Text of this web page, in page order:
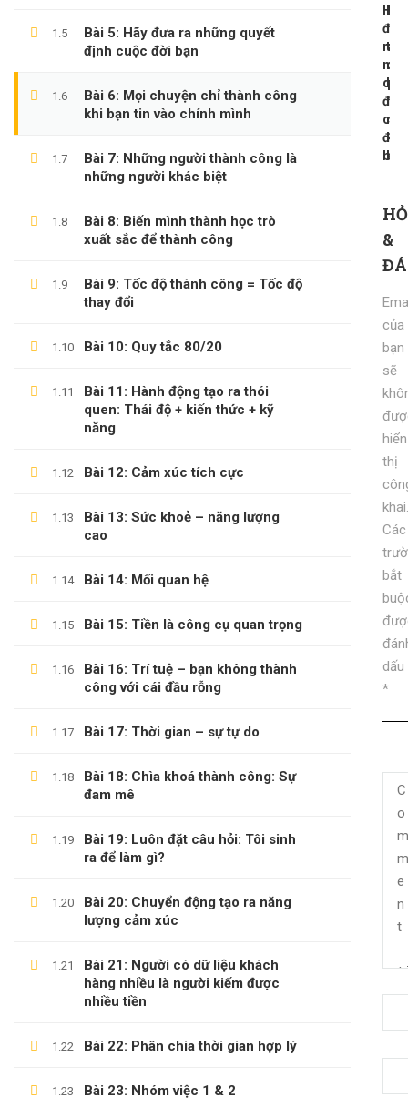
1.5
Bài 5: Hãy đưa ra những quyết
định cuộc đời bạn
1.6
Bài 6: Mọi chuyện chỉ thành công
khi bạn tin vào chính mình
1.7
Bài 7: Những người thành công là
những người khác biệt
1.8
Bài 8: Biến mình thành học trò
xuất sắc để thành công
1.9
Bài 9: Tốc độ thành công = Tốc độ
thay đổi
1.10 Bài 10: Quy tắc 80/20
1.11
Bài 11: Hành động tạo ra thói
quen: Thái độ + kiến thức + kỹ
năng
1.12 Bài 12: Cảm xúc tích cực
1.13
Bài 13: Sức khoẻ – năng lượng
cao
1.14 Bài 14: Mối quan hệ
1.15 Bài 15: Tiền là công cụ quan trọng
1.16
Bài 16: Trí tuệ – bạn không thành
công với cái đầu rỗng
1.17 Bài 17: Thời gian – sự tự do
1.18
Bài 18: Chìa khoá thành công: Sự
đam mê
1.19
Bài 19: Luôn đặt câu hỏi: Tôi sinh
ra để làm gì?
1.20
Bài 20: Chuyển động tạo ra năng
lượng cảm xúc
1.21
Bài 21: Người có dữ liệu khách
hàng nhiều là người kiếm được
nhiều tiền
1.22 Bài 22: Phân chia thời gian hợp lý
1.23 Bài 23: Nhóm việc 1 & 2
Hãy
đưa
ra
định
đời
bạn
là
biệt
&
của
bạn
sẽ
hiển
thị
khai.
Các
bắt
dấu
*
LATEST COURSES
500,000 ₫99,000 ₫
600,000 ₫199,000 ₫
600,000 ₫ 99,000 ₫
(0)347658345